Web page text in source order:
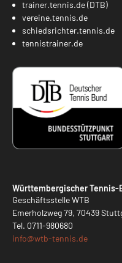
trainer.tennis.de (DTB)
vereine.tennis.de
schiedsrichter.tennis.de
tennistrainer.de
Württembergischer Tennis-
Geschäftsstelle WTB
Emerholzweg 79, 70439
Tel. 0711-980680
info@wtb-tennis.de